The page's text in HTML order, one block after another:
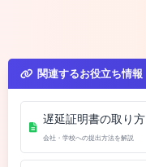
関連するお役立ち情報
遅延証明書の取り方
会社・学校への提出方法を解説